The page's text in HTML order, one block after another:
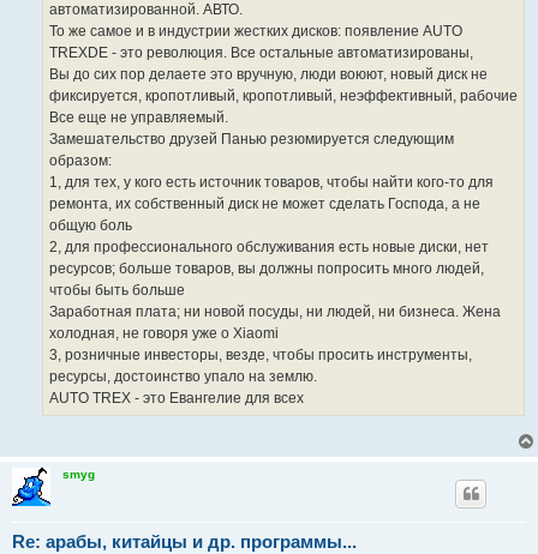
автоматизированной. АВТО.
То же самое и в индустрии жестких дисков: появление AUTO
TREXDE - это революция. Все остальные автоматизированы,
Вы до сих пор делаете это вручную, люди воюют, новый диск не
фиксируется, кропотливый, кропотливый, неэффективный, рабочие
Все еще не управляемый.
Замешательство друзей Панью резюмируется следующим
образом:
1, для тех, у кого есть источник товаров, чтобы найти кого-то для
ремонта, их собственный диск не может сделать Господа, а не
общую боль
2, для профессионального обслуживания есть новые диски, нет
ресурсов; больше товаров, вы должны попросить много людей,
чтобы быть больше
Заработная плата; ни новой посуды, ни людей, ни бизнеса. Жена
холодная, не говоря уже о Xiaomi
3, розничные инвесторы, везде, чтобы просить инструменты,
ресурсы, достоинство упало на землю.
AUTO TREX - это Евангелие для всех
smyg
Re: арабы, китайцы и др. программы...